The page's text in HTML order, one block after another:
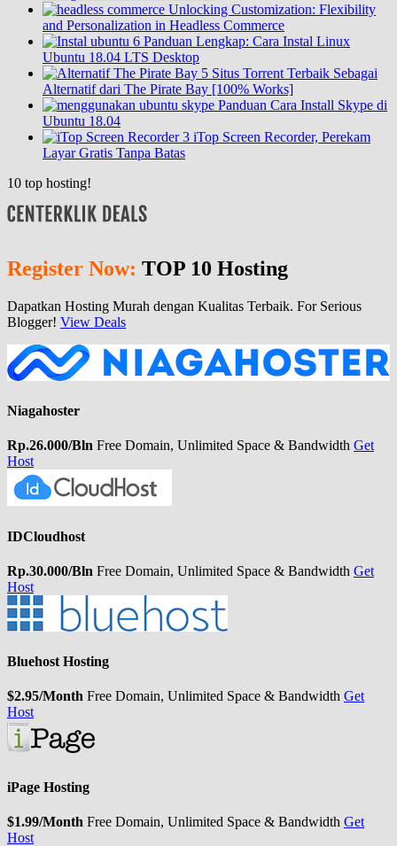
Unlocking Customization: Flexibility
and Personalization in Headless Commerce
Panduan Lengkap: Cara Instal Linux
Ubuntu 18.04 LTS Desktop
5 Situs Torrent Terbaik Sebagai
Alternatif dari The Pirate Bay [100% Works]
Panduan Cara Install Skype di
Ubuntu 18.04
iTop Screen Recorder, Perekam
Layar Gratis Tanpa Batas
10 top hosting!
Register Now: TOP 10 Hosting
Dapatkan Hosting Murah dengan Kualitas Terbaik. For Serious
Blogger! View Deals
Niagahoster
Rp.26.000/Bln Free Domain, Unlimited Space & Bandwidth Get
Host
IDCloudhost
Rp.30.000/Bln Free Domain, Unlimited Space & Bandwidth Get
Host
Bluehost Hosting
$2.95/Month Free Domain, Unlimited Space & Bandwidth Get
Host
iPage Hosting
$1.99/Month Free Domain, Unlimited Space & Bandwidth Get
Host